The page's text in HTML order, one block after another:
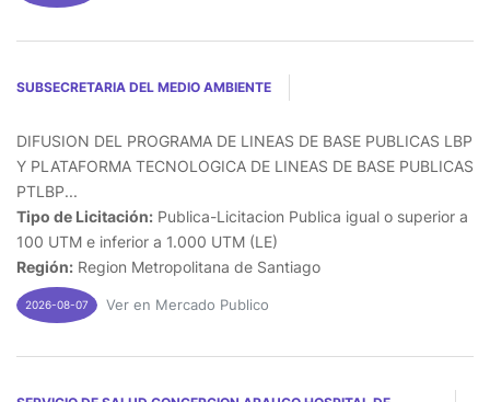
SUBSECRETARIA DEL MEDIO AMBIENTE
DIFUSION DEL PROGRAMA DE LINEAS DE BASE PUBLICAS LBP
Y PLATAFORMA TECNOLOGICA DE LINEAS DE BASE PUBLICAS
PTLBP...
Tipo de Licitación: Publica-Licitacion Publica igual o superior a
100 UTM e inferior a 1.000 UTM (LE)
Región: Region Metropolitana de Santiago
2026-08-07 Ver en Mercado Publico